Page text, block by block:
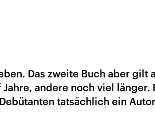
Das zweite Buch aber gilt
andere noch viel länger.
tatsächlich ein Autor